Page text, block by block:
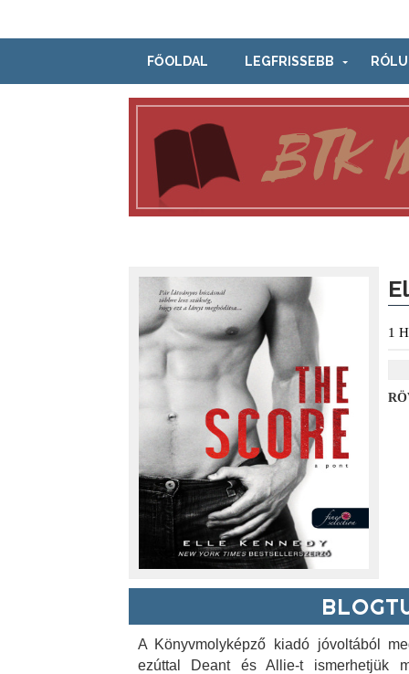
FŐOLDAL LEGFRISSEBB
1
A Könyvmolyképző kiadó jóvoltából
ezúttal Deant és Allie-t ismerhetjük